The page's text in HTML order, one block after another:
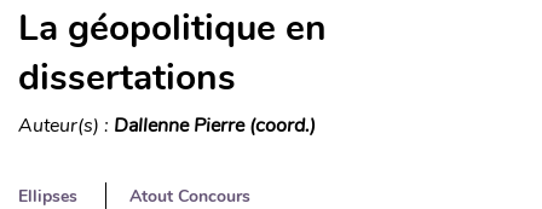
La géopolitique en
dissertations
Auteur(s) : Dallenne Pierre (coord.)
Ellipses
Atout Concours